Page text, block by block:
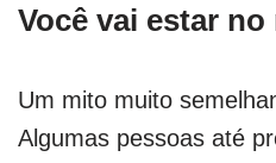
Você vai estar
Um mito muito
Algumas pessoas até